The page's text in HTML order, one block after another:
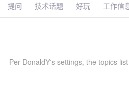
提问 技术话题 好玩 工作信
Per DonaldY's settings, the topics